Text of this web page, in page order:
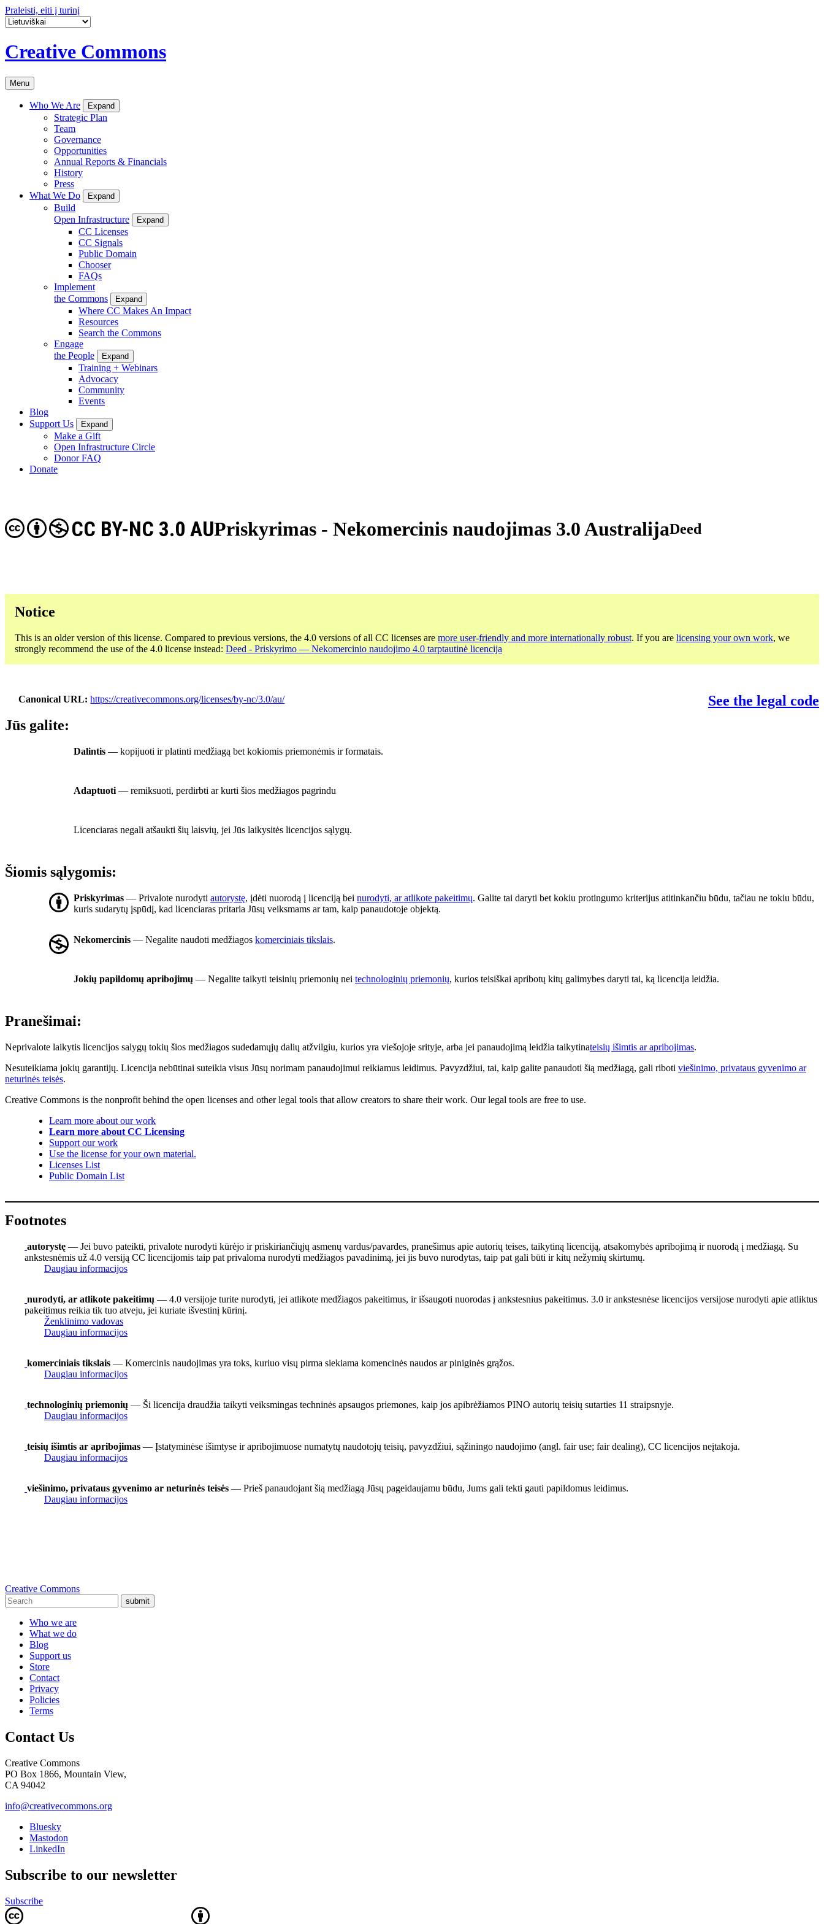
Praleisti, eiti į turinį
Creative Commons
Menu
Who We Are Expand
Strategic Plan
Team
Governance
Opportunities
Annual Reports & Financials
History
Press
What We Do
Expand
Build
Open Infrastructure
Expand
CC Licenses
CC Signals
Public Domain
Chooser
FAQs
Implement
the Commons
Expand
Where CC Makes An Impact
Resources
Search the Commons
Engage
the People
Expand
Training + Webinars
Advocacy
Community
Events
Blog
Support Us
Expand
Make a Gift
Open Infrastructure Circle
Donor FAQ
Donate
Priskyrimas - Nekomercinis naudojimas 3.0 Australija
CC BY-NC 3.0 AU Deed
Notice
This is an older version of this license. Compared to previous versions, the 4.0 versions of all CC licenses are more user-friendly and more internationally robust. If you are licensing your own work, we
strongly recommend the use of the 4.0 license instead: Deed - Priskyrimo — Nekomercinio naudojimo 4.0 tarptautinė licencija
Canonical URL https://creativecommons.org/licenses/by-nc/3.0/au/
See the legal code
Jūs galite:
Dalintis — kopijuoti ir platinti medžiagą bet kokiomis priemonėmis ir formatais.
Adaptuoti — remiksuoti, perdirbti ar kurti šios medžiagos pagrindu
Licenciaras negali atšaukti šių laisvių, jei Jūs laikysitės licencijos sąlygų.
Šiomis sąlygomis:
Priskyrimas — Privalote nurodyti autorystę, įdėti nuorodą į licenciją bei nurodyti, ar atlikote pakeitimų. Galite tai daryti bet kokiu protingumo kriterijus atitinkančiu būdu, tačiau ne tokiu būdu,
kuris sudarytų įspūdį, kad licenciaras pritaria Jūsų veiksmams ar tam, kaip panaudotoje objektą.
Nekomercinis — Negalite naudoti medžiagos komerciniais tikslais.
Jokių papildomų apribojimų — Negalite taikyti teisinių priemonių nei technologinių priemonių, kurios teisiškai apribotų kitų galimybes daryti tai, ką licencija leidžia.
Pranešimai:
Neprivalote laikytis licencijos salygų tokių šios medžiagos sudedamųjų dalių atžvilgiu, kurios yra viešojoje srityje, arba jei panaudojimą leidžia taikytinateisių išimtis ar apribojimas.
Nesuteikiama jokių garantijų. Licencija nebūtinai suteikia visus Jūsų norimam panaudojimui reikiamus leidimus. Pavyzdžiui, tai, kaip galite panaudoti šią medžiagą, gali riboti viešinimo, privataus gyvenimo ar
neturinės teisės.
Creative Commons is the nonprofit behind the open licenses and other legal tools that allow creators to share their work. Our legal tools are free to use.
Learn more about our work
Learn more about CC Licensing
Support our work
Use the license for your own material.
Licenses List
Public Domain List
Footnotes
autorystę — Jei buvo pateikti, privalote nurodyti kūrėjo ir priskiriančiųjų asmenų vardus/pavardes, pranešimus apie autorių teises, taikytiną licenciją, atsakomybės apribojimą ir nuorodą į medžiagą. Su
ankstesnėmis už 4.0 versiją CC licencijomis taip pat privaloma nurodyti medžiagos pavadinimą, jei jis buvo nurodytas, taip pat gali būti ir kitų nežymių skirtumų.
Daugiau informacijos
nurodyti, ar atlikote pakeitimų — 4.0 versijoje turite nurodyti, jei atlikote medžiagos pakeitimus, ir išsaugoti nuorodas į ankstesnius pakeitimus. 3.0 ir ankstesnėse licencijos versijose nurodyti apie atliktus
pakeitimus reikia tik tuo atveju, jei kuriate išvestinį kūrinį.
Ženklinimo vadovas
Daugiau informacijos
komerciniais tikslais — Komercinis naudojimas yra toks, kuriuo visų pirma siekiama komencinės naudos ar piniginės grąžos.
Daugiau informacijos
technologinių priemonių — Ši licencija draudžia taikyti veiksmingas techninės apsaugos priemones, kaip jos apibrėžiamos PINO autorių teisių sutarties 11 straipsnyje.
Daugiau informacijos
teisių išimtis ar apribojimas — Įstatyminėse išimtyse ir apribojimuose numatytų naudotojų teisių, pavyzdžiui, sąžiningo naudojimo (angl. fair use; fair dealing), CC licencijos neįtakoja.
Daugiau informacijos
viešinimo, privataus gyvenimo ar neturinės teisės — Prieš panaudojant šią medžiagą Jūsų pageidaujamu būdu, Jums gali tekti gauti papildomus leidimus.
Daugiau informacijos
Creative Commons
submit
Who we are
What we do
Blog
Support us
Store
Contact
Privacy
Policies
Terms
Contact Us
Creative Commons
PO Box 1866, Mountain View,
CA 94042
info@creativecommons.org
Bluesky
Mastodon
LinkedIn
Subscribe to our newsletter
Subscribe